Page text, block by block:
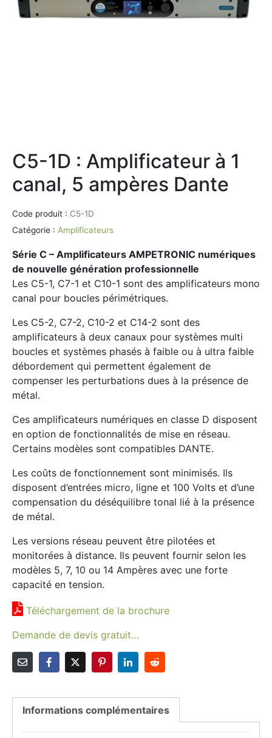
C5-1D : Amplificateur à 1
canal, 5 ampères Dante
Code produit : C5-1D
Catégorie : Amplificateurs
Série C – Amplificateurs AMPETRONIC numériques
de nouvelle génération professionnelle
Les C5-1, C7-1 et C10-1 sont des amplificateurs mono
canal pour boucles périmétriques.
Les C5-2, C7-2, C10-2 et C14-2 sont des
amplificateurs à deux canaux pour systèmes multi
boucles et systèmes phasés à faible ou à ultra faible
débordement qui permettent également de
compenser les perturbations dues à la présence de
métal.
Ces amplificateurs numériques en classe D disposent
en option de fonctionnalités de mise en réseau.
Certains modèles sont compatibles DANTE.
Les coûts de fonctionnement sont minimisés. Ils
disposent d’entrées micro, ligne et 100 Volts et d’une
compensation du déséquilibre tonal lié à la présence
de métal.
Les versions réseau peuvent être pilotées et
monitorées à distance. Ils peuvent fournir selon les
modèles 5, 7, 10 ou 14 Ampères avec une forte
capacité en tension.
Téléchargement de la brochure
Demande de devis gratuit…
Informations complémentaires